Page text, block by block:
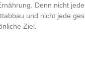
Denn nicht
und nicht jede
Ziel.